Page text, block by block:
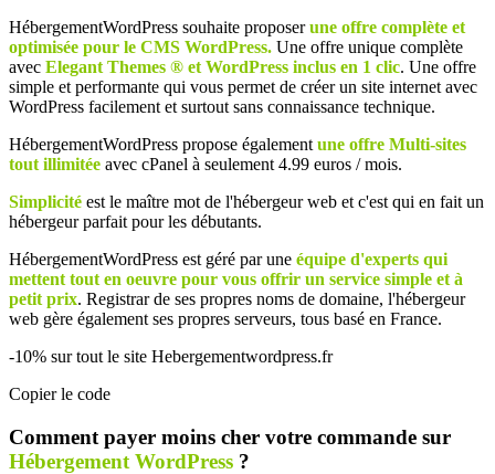
HébergementWordPress souhaite proposerune offre complète et
optimisée pour le CMS WordPress. Une offre unique complète
avec Elegant Themes ® et WordPress inclus en 1 clic. Une offre
simple et performante qui vous permet de créer un site internet avec
WordPress facilement et surtout sans connaissance technique.
HébergementWordPress propose également une offre Multi-sites
tout illimitée avec cPanel à seulement 4.99 euros / mois.
Simplicité est le maître mot de l'hébergeur web et c'est qui en fait un
hébergeur parfait pour les débutants.
HébergementWordPress est géré par une équipe d'experts qui
mettent tout en oeuvre pour vous offrir un service simple et à
petit prix. Registrar de ses propres noms de domaine, l'hébergeur
web gère également ses propres serveurs, tous basé en France.
-10% sur tout le site Hebergementwordpress.fr
Copier le code
Comment payer moins cher votre commande sur
Hébergement WordPress ?